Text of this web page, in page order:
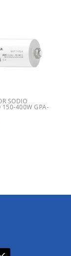
SODIO
150-400W GPA-